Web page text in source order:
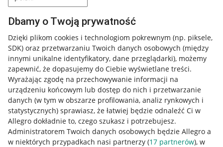
Dbamy o Twoją prywatność
Dzięki plikom cookies i technologiom pokrewnym (np. piksele,
SDK) oraz przetwarzaniu Twoich danych osobowych (między
innymi unikalne identyfikatory, dane przeglądarki), możemy
zapewnić, że dopasujemy do Ciebie wyświetlane treści.
Wyrażając zgodę na przechowywanie informacji na
urządzeniu końcowym lub dostęp do nich i przetwarzanie
danych (w tym w obszarze profilowania, analiz rynkowych i
statystycznych) sprawiasz, że łatwiej będzie odnaleźć Ci w
Allegro dokładnie to, czego szukasz i potrzebujesz.
Administratorem Twoich danych osobowych będzie Allegro a
w niektórych przypadkach nasi partnerzy (17 partnerów), w